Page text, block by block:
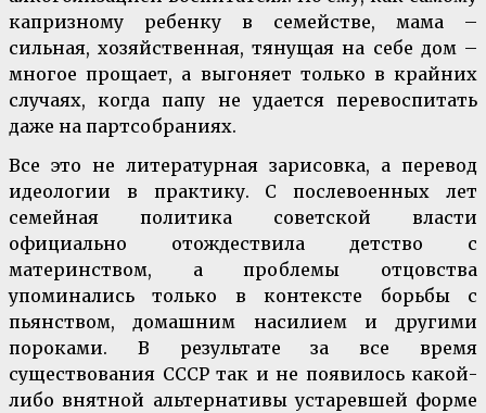
капризному ребенку в семействе, мама –
сильная, хозяйственная, тянущая на себе дом –
многое прощает, а выгоняет только в крайних
случаях, когда папу не удается перевоспитать
даже на партсобраниях.
Все это не литературная зарисовка, а перевод
идеологии в практику. С послевоенных лет
семейная политика советской власти
официально отождествила детство с
материнством, а проблемы отцовства
упоминались только в контексте борьбы с
пьянством, домашним насилием и другими
пороками. В результате за все время
существования СССР так и не появилось какой-
либо внятной альтернативы устаревшей форме